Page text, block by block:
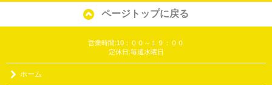
ページトップに戻る
営業時間:10：００～１９：００
定休日:毎週水曜日
ホーム